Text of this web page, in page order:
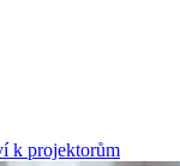
k projektorům